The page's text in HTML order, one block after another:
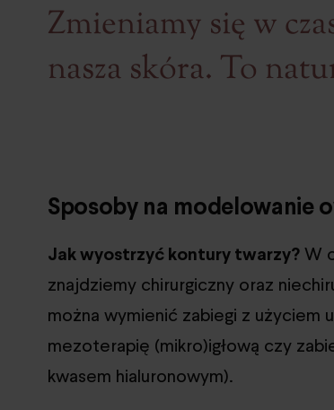
Zmieniamy się w
nasza skóra. To
Sposoby na modelowanie
Jak wyostrzyć kontury twarzy?W
znajdziemy chirurgiczny oraz
można wymienić zabiegi z użyciem
mezoterapię (mikro)igłową czy
kwasem hialuronowym).